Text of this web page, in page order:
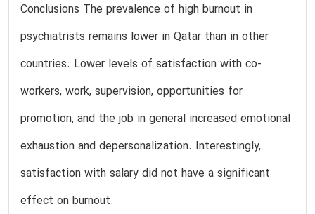
Conclusions The prevalence of high burnout in
psychiatrists remains lower in Qatar than in other
countries. Lower levels of satisfaction with co-
workers, work, supervision, opportunities for
promotion, and the job in general increased emotional
exhaustion and depersonalization. Interestingly,
satisfaction with salary did not have a significant
effect on burnout.